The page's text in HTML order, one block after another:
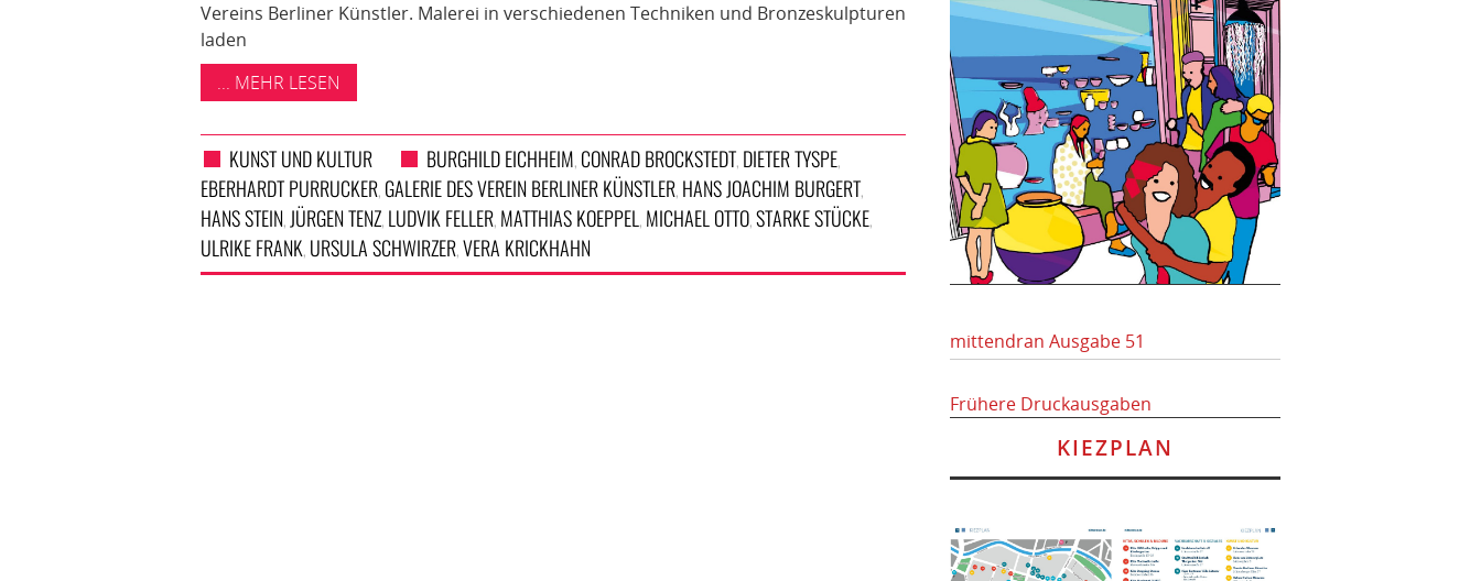
Vereins Berliner Künstler. Malerei in verschiedenen Techniken und Bronzeskulpturen
laden
... MEHR LESEN
KUNST UND KULTUR BURGHILD EICHHEIM, CONRAD BROCKSTEDT, DIETER TYSPE,
EBERHARDT PURRUCKER, GALERIE DES VEREIN BERLINER KÜNSTLER, HANS JOACHIM BURGERT,
HANS STEIN, JÜRGEN TENZ, LUDVIK FELLER, MATTHIAS KOEPPEL , MICHAEL OTTO,STARKE STÜCKE,
ULRIKE FRANK, URSULA SCHWIRZER,VERA KRICKHAHN
mittendran Ausgabe 51
Frühere Druckausgaben
KIEZPLAN